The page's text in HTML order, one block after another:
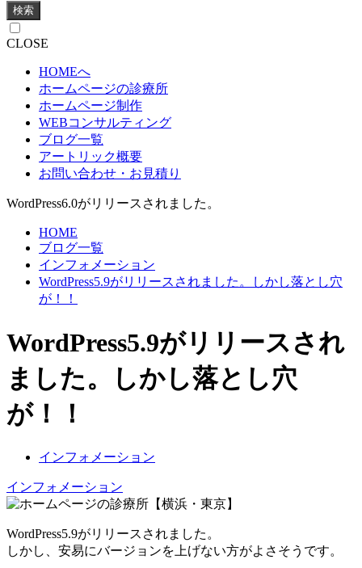
検索
CLOSE
HOMEへ
ホームページの診療所
ホームページ制作
WEBコンサルティング
ブログ一覧
アートリック概要
お問い合わせ・お見積り
WordPress6.0がリリースされました。
HOME
ブログ一覧
インフォメーション
WordPress5.9がリリースされました。しかし落とし穴
が！！
WordPress5.9がリリースされ
ました。しかし落とし穴
が！！
インフォメーション
インフォメーション
WordPress5.9がリリースされました。
しかし、安易にバージョンを上げない方がよさそうです。